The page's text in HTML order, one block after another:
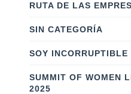
RUTA DE LAS
SIN CATEGORÍA
SOY INCORRUPTIBLE
SUMMIT OF WOMEN
2025